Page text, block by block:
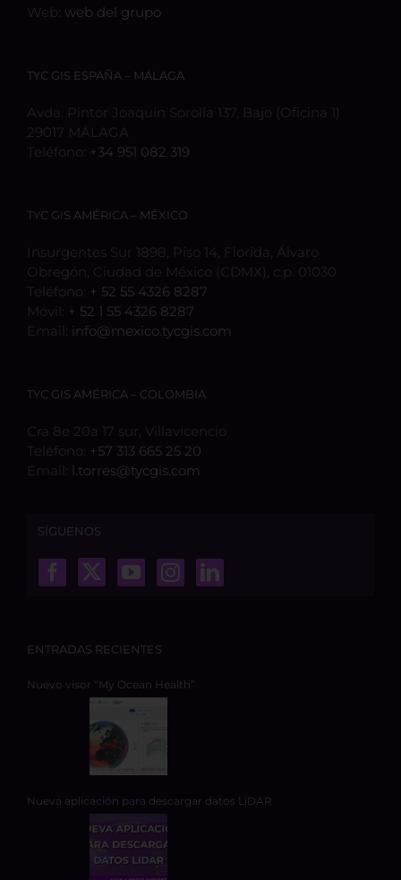
Web: web del grupo
TYC GIS ESPAÑA – MÁLAGA
Avda. Pintor Joaquín Sorolla 137, Bajo (Oficina 1)
29017 MÁLAGA
Teléfono: +34 951 082 319
TYC GIS AMÉRICA – MÉXICO
Insurgentes Sur 1898, Piso 14, Florida, Álvaro
Obregón, Ciudad de México (CDMX), c.p. 01030
Teléfono: + 52 55 4326 8287
Móvil: + 52 1 55 4326 8287
Email: info@mexico.tycgis.com
TYC GIS AMÉRICA – COLOMBIA
Cra 8e 20a 17 sur, Villavicencio
Teléfono: +57 313 665 25 20
Email: l.torres@tycgis.com
SÍGUENOS
ENTRADAS RECIENTES
Nuevo visor “My Ocean Health”
Nueva aplicación para descargar datos LiDAR